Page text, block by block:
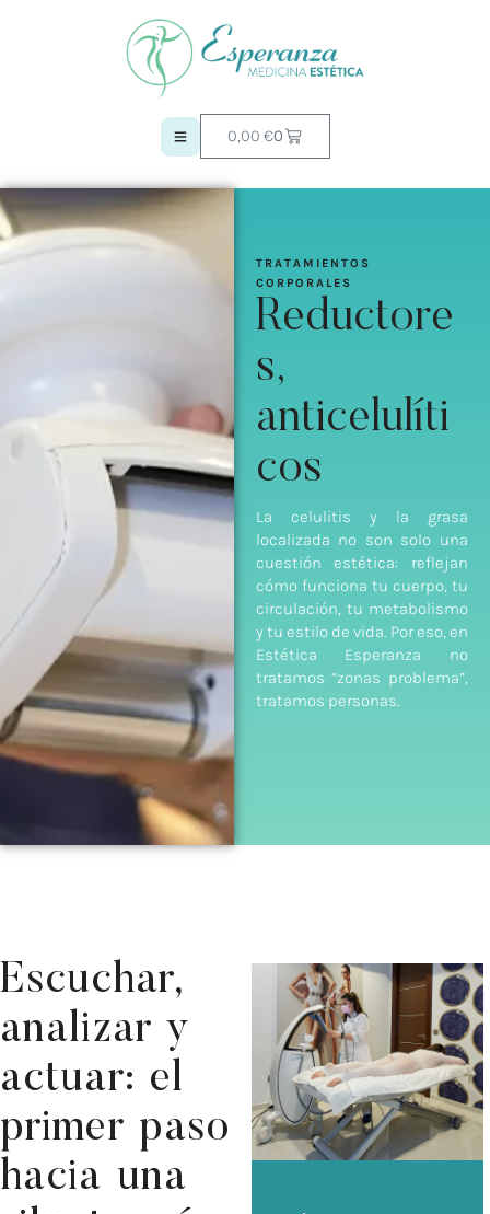
0,00 €0
TRATAMIENTOS
CORPORALES
Reductore
s,
anticelulíti
cos
La celulitis y la grasa
localizada no son solo una
cuestión estética: reflejan
cómo funciona tu cuerpo, tu
circulación, tu metabolismo
y tu estilo de vida. Por eso, en
Estética Esperanza no
tratamos “zonas problema”,
tratamos personas.
Escuchar,
analizar y
actuar: el
primer paso
hacia una